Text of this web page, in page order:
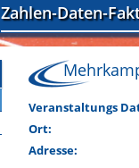
Zahlen-Daten-
Veranstaltungs
Ort:
Adresse: